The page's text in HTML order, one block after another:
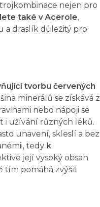
nejen pro
také v Acerole,
a draslík důležitý pro
tvorbu červených
minerálů se získává z
nebo nápoji se
i užívání různých léků.
unavení, skleslí a bez
tedy k
její vysoký obsah
tím pomáhá zvýšit